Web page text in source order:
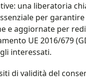
una liberatoria
per
e aggiornate per
UE 2016/679
interessati.
di validità del